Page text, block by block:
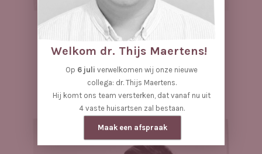
Thijs Maertens
huisarts
Afspraak maken
Welkom dr. Thijs Maertens!
Op 6 juliverwelkomen wij onze nieuwe
collega: dr. Thijs Maertens.
Hij komt ons team versterken, dat vanaf nu uit
4 vaste huisartsen zal bestaan.
Maak een afspraak